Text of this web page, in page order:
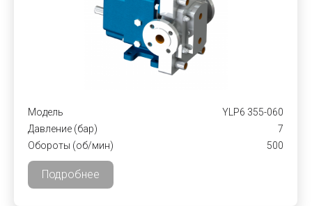
Модель
YLP6 355-060
Давление (бар)
7
Обороты (об/мин)
500
Подробнее